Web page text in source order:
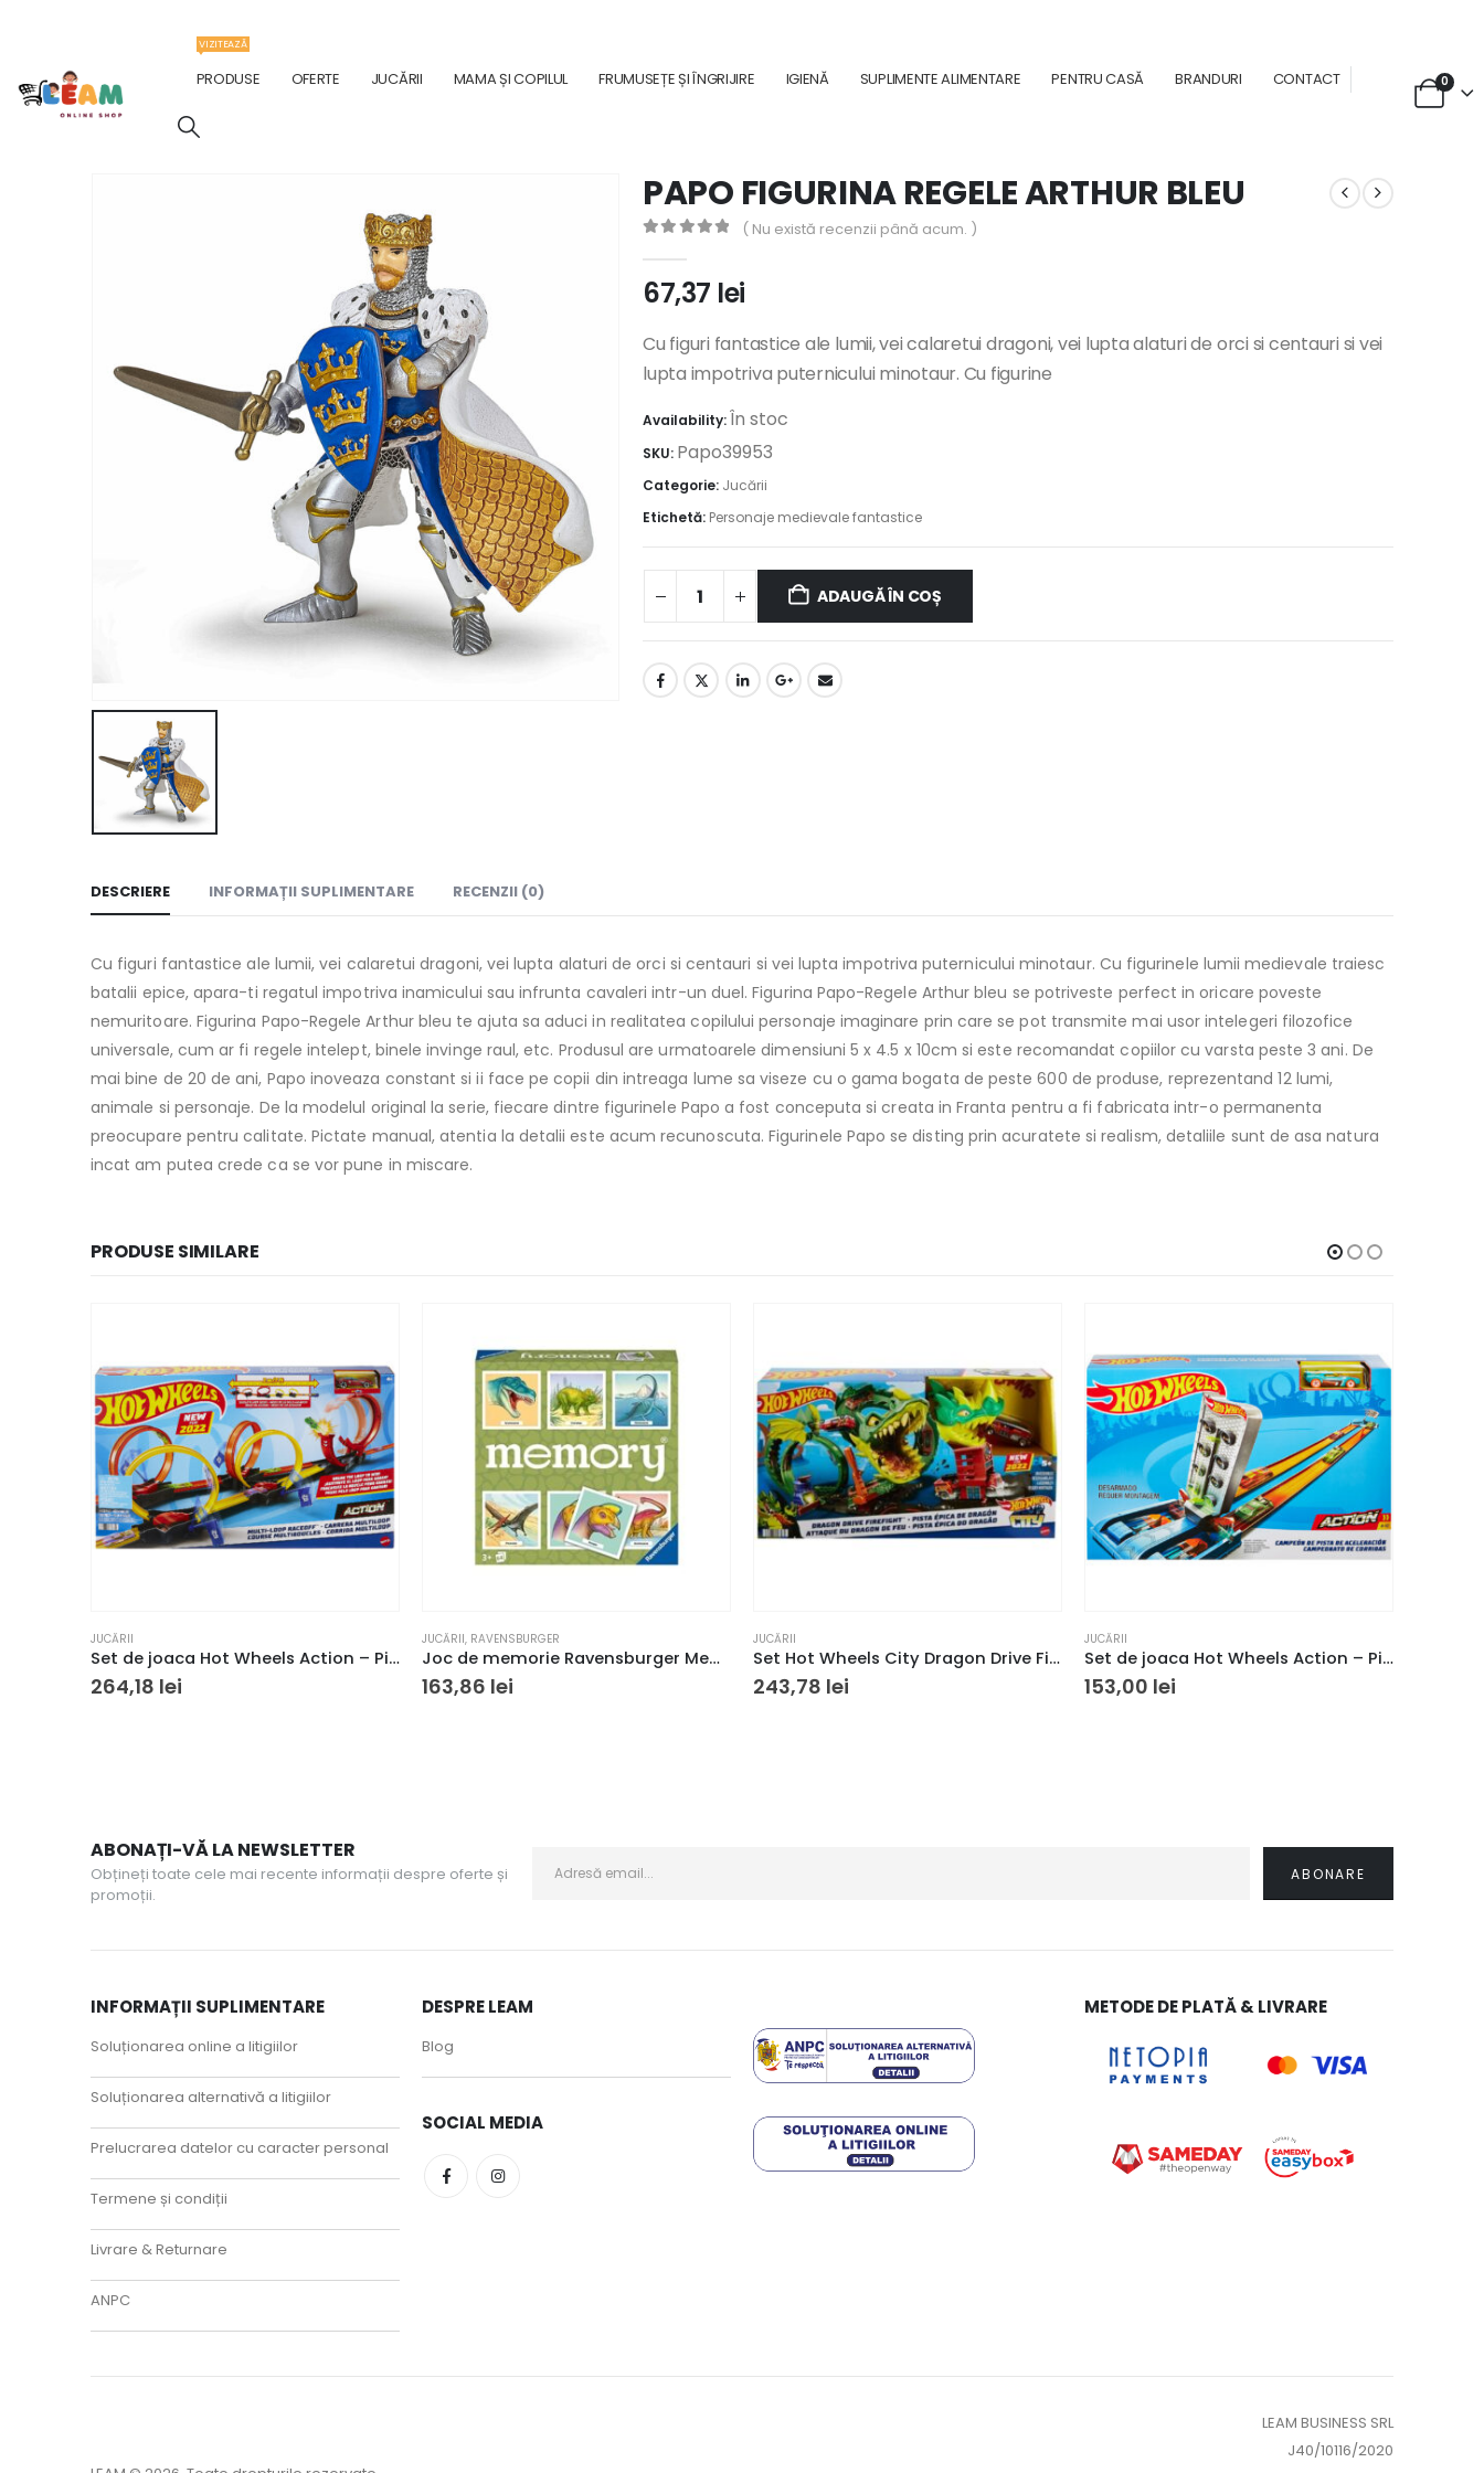
PRODUSE
VIZITEAZĂ
OFERTE JUCĂRII MAMA ȘI COPILUL FRUMUSEȚE ȘI ÎNGRIJIRE IGIENĂ SUPLIMENTE ALIMENTARE PENTRU CASĂ BRANDURI CONTACT 0
PAPO FIGURINA REGELE ARTHUR BLEU
( Nu există recenzii până acum. )
67,37 lei
Cu figuri fantastice ale lumii, vei calaretui dragoni, vei lupta alaturi de orci si centauri si vei
lupta impotriva puternicului minotaur. Cu figurine
Availability:În stoc
SKU: Papo39953
Categorie: Jucării
Etichetă: Personaje medievale fantastice
ADAUGĂ ÎN COȘ
DESCRIERE INFORMAȚII SUPLIMENTARE RECENZII (0)
Cu figuri fantastice ale lumii, vei calaretui dragoni, vei lupta alaturi de orci si centauri si vei lupta impotriva puternicului minotaur. Cu figurinele lumii medievale traiesc
batalii epice, apara-ti regatul impotriva inamicului sau infrunta cavaleri intr-un duel. Figurina Papo-Regele Arthur bleu se potriveste perfect in oricare poveste
nemuritoare. Figurina Papo-Regele Arthur bleu te ajuta sa aduci in realitatea copilului personaje imaginare prin care se pot transmite mai usor intelegeri filozofice
universale, cum ar fi regele intelept, binele invinge raul, etc. Produsul are urmatoarele dimensiuni 5 x 4.5 x 10cm si este recomandat copiilor cu varsta peste 3 ani. De
mai bine de 20 de ani, Papo inoveaza constant si ii face pe copii din intreaga lume sa viseze cu o gama bogata de peste 600 de produse, reprezentand 12 lumi,
animale si personaje. De la modelul original la serie, fiecare dintre figurinele Papo a fost conceputa si creata in Franta pentru a fi fabricata intr-o permanenta
preocupare pentru calitate. Pictate manual, atentia la detalii este acum recunoscuta. Figurinele Papo se disting prin acuratete si realism, detaliile sunt de asa natura
incat am putea crede ca se vor pune in miscare.
PRODUSE SIMILARE
JUCĂRII
Set de joaca Hot Wheels Action – Pista buclelor duble
264,18 lei
JUCĂRII, RAVENSBURGER
Joc de memorie Ravensburger Memory Dinozauri
163,86 lei
JUCĂRII
Set Hot Wheels City Dragon Drive Firefight
243,78 lei
JUCĂRII
Set de joaca Hot Wheels Action – Pista pentru acceleratii maxime
153,00 lei
ABONAȚI-VĂ LA NEWSLETTER
Obțineți toate cele mai recente informații despre oferte și
promoții.
INFORMAȚII SUPLIMENTARE
Soluționarea online a litigiilor
Soluționarea alternativă a litigiilor
Prelucrarea datelor cu caracter personal
Termene și condiții
Livrare & Returnare
ANPC
DESPRE LEAM
Blog
SOCIAL MEDIA
METODE DE PLATĂ & LIVRARE
LEAM BUSINESS SRL
J40/10116/2020